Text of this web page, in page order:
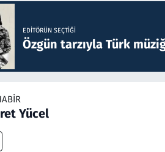
EDITÖRÜN SEÇTIĞI
Özgün tarzıyla Türk
Yücel